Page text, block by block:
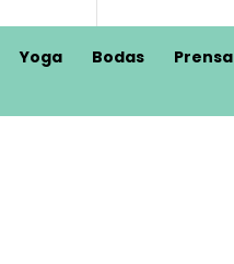
Yoga Bodas
Prensa